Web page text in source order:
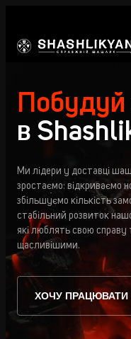
Побудуй
в
Ми лідери у доставці
зростаємо: відкриваємо
збільшуємо кількість
стабільний розвиток
які люблять свою
щасливішими.
ХОЧУ ПРАЦЮВАТИ